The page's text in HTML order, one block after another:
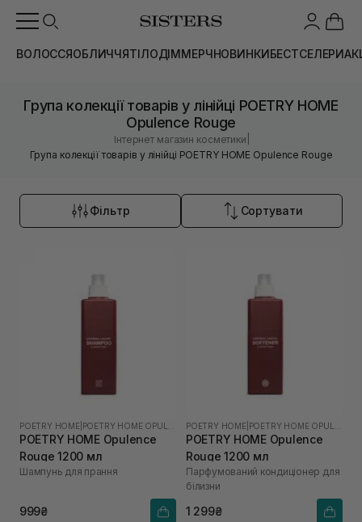
ВОЛОССЯОБЛИЧЧЯТІЛОДІММЕРЧНОВИНКИБЕСТСЕЛЕРИ
Група колекції товарів у лінійці POETRY HOME
Opulence Rouge
Інтернет магазин косметики
Група колекції товарів у лінійці POETRY HOME Opulence Rouge
Фільтр Сортувати
POETRY HOME
POETRY HOME Opulence
Rouge 1200 мл
Шампунь для прання
999₴
POETRY HOME
POETRY HOME Opulence
Rouge 1200 мл
Парфумований кондиціонер для
білизни
1 299₴